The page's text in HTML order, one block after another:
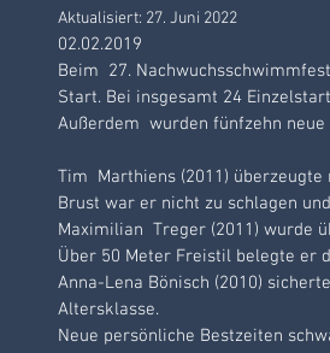
Aktualisiert: 27. Juni 2022
02.02.2019
Beim  27.
Start. Bei insgesamt 24
Außerdem  wurden fünfzehn
Tim  Marthiens (2011)
Brust war er nicht zu schlagen
Maximilian  Treger (2011) wurde
Über 50 Meter Freistil belegte er
Anna-Lena Bönisch (2010)
Altersklasse.
Neue persönliche Bestzeiten